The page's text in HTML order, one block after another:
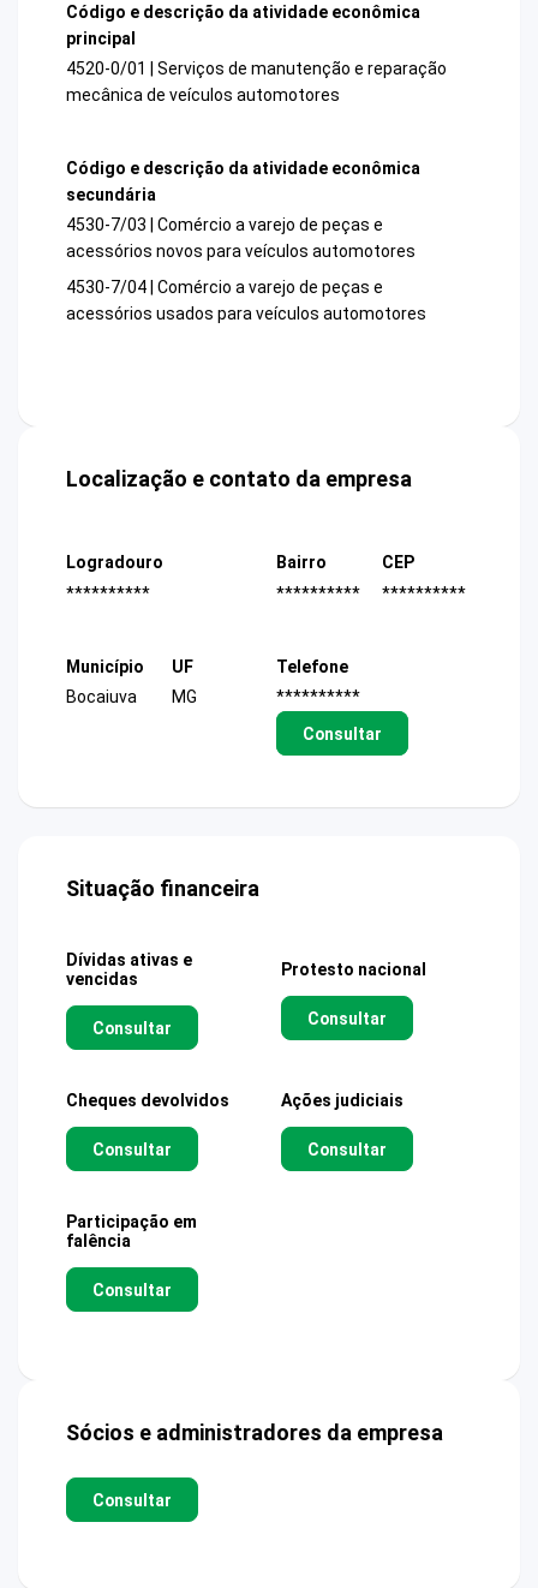
Código e descrição da atividade econômica
principal
4520-0/01 | Serviços de manutenção e reparação
mecânica de veículos automotores
Código e descrição da atividade econômica
secundária
4530-7/03 | Comércio a varejo de peças e
acessórios novos para veículos automotores
4530-7/04 | Comércio a varejo de peças e
acessórios usados para veículos automotores
Localização e contato da empresa
Logradouro
**********
Bairro
**********
CEP
**********
Município
Bocaiuva
UF
MG
Telefone
**********
Consultar
Situação financeira
Dívidas ativas e
vencidas
Consultar
Protesto nacional
Consultar
Cheques devolvidos
Consultar
Ações judiciais
Consultar
Participação em
falência
Consultar
Sócios e administradores da empresa
Consultar